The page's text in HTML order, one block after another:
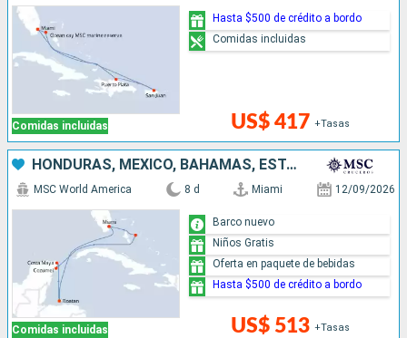
Comidas incluidas US$ 417 +Tasas
Hasta $500 de crédito a bordo
Comidas incluidas
HONDURAS, MÉXICO, BAHAMAS, ESTADOS UNIDOS
Comidas incluidas
MSC World America 8 d Miami 12/09/2026
US$ 513 +Tasas
Barco nuevo
Niños Gratis
Oferta en paquete de bebidas
Hasta $500 de crédito a bordo